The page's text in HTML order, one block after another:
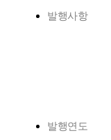
발행사항
발행연도